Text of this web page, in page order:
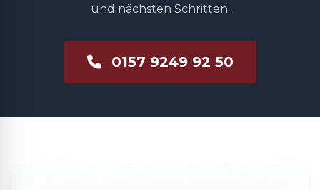
und nächsten Schritten.
0157 9249 92 50